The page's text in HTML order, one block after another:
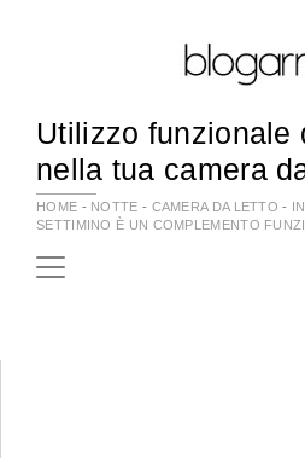
Utilizzo funzionale
nella tua camera
HOME - NOTTE - CAMERA DA LETTO -
SETTIMINO È UN COMPLEMENTO